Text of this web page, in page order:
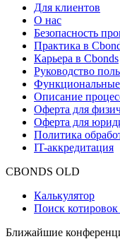
Для клиентов
О нас
Безопасность
Практика в
Карьера в Cbonds
Руководство
Функциональные
Описание
Оферта для
Оферта для
Политика
IT-аккредитация
CBONDS OLD
Калькулятор
Поиск
Ближайшие